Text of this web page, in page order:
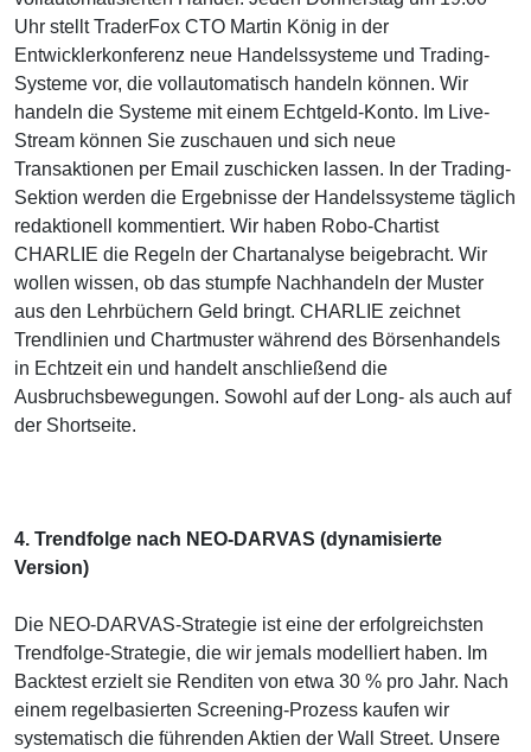
Uhr stellt TraderFox CTO Martin König in der
Entwicklerkonferenz neue Handelssysteme und Trading-
Systeme vor, die vollautomatisch handeln können. Wir
handeln die Systeme mit einem Echtgeld-Konto. Im Live-
Stream können Sie zuschauen und sich neue
Transaktionen per Email zuschicken lassen. In der Trading-
Sektion werden die Ergebnisse der Handelssysteme täglich
redaktionell kommentiert. Wir haben Robo-Chartist
CHARLIE die Regeln der Chartanalyse beigebracht. Wir
wollen wissen, ob das stumpfe Nachhandeln der Muster
aus den Lehrbüchern Geld bringt. CHARLIE zeichnet
Trendlinien und Chartmuster während des Börsenhandels
in Echtzeit ein und handelt anschließend die
Ausbruchsbewegungen. Sowohl auf der Long- als auch auf
der Shortseite.
4. Trendfolge nach NEO-DARVAS (dynamisierte
Version)
Die NEO-DARVAS-Strategie ist eine der erfolgreichsten
Trendfolge-Strategie, die wir jemals modelliert haben. Im
Backtest erzielt sie Renditen von etwa 30 % pro Jahr. Nach
einem regelbasierten Screening-Prozess kaufen wir
systematisch die führenden Aktien der Wall Street. Unsere